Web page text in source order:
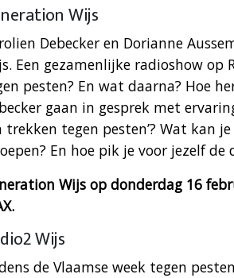
Wijs
Debecker en Dorianne
Een gezamenlijke radioshow op
pesten? En wat daarna? Hoe
gaan in gesprek met
trekken tegen pesten’? Wat kan
En hoe pik je voor jezelf
Wijs op donderdag 16
Wijs
de Vlaamse week tegen